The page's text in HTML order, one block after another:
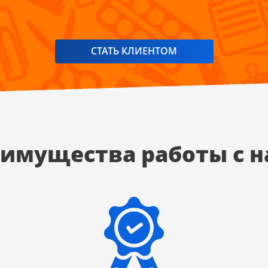
СТАТЬ КЛИЕНТОМ
работы с